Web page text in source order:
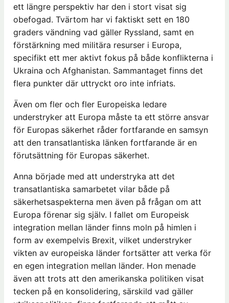
ett längre perspektiv har den i stort visat sig
obefogad. Tvärtom har vi faktiskt sett en 180
graders vändning vad gäller Ryssland, samt en
förstärkning med militära resurser i Europa,
specifikt ett mer aktivt fokus på både konflikterna i
Ukraina och Afghanistan. Sammantaget finns det
flera punkter där uttryckt oro inte infriats.
Även om fler och fler Europeiska ledare
understryker att Europa måste ta ett större ansvar
för Europas säkerhet råder fortfarande en samsyn
att den transatlantiska länken fortfarande är en
förutsättning för Europas säkerhet.
Anna började med att understryka att det
transatlantiska samarbetet vilar både på
säkerhetsaspekterna men även på frågan om att
Europa förenar sig själv. I fallet om Europeisk
integration mellan länder finns moln på himlen i
form av exempelvis Brexit, vilket understryker
vikten av europeiska länder fortsätter att verka för
en egen integration mellan länder. Hon menade
även att trots att den amerikanska politiken visat
tecken på en konsolidering, särskild vad gäller